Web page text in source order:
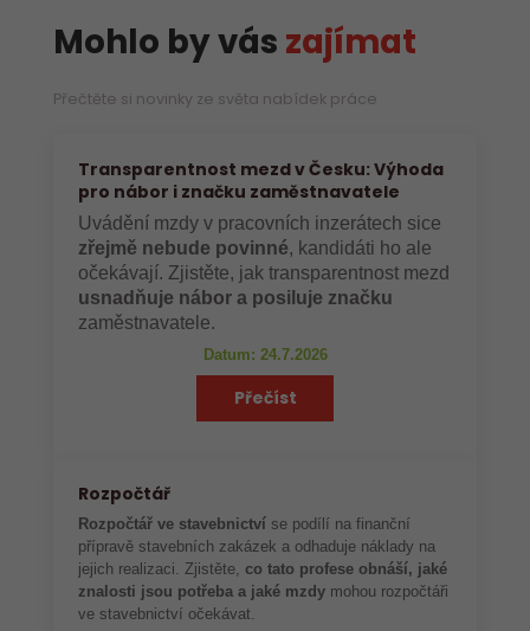
Mohlo by vás zajímat
Přečtěte si novinky ze světa nabídek práce
Transparentnost mezd v Česku: Výhoda
pro nábor i značku zaměstnavatele
Uvádění mzdy v pracovních inzerátech sice
zřejmě nebude povinné, kandidáti ho ale
očekávají. Zjistěte, jak transparentnost mezd
usnadňuje nábor a posiluje značku
zaměstnavatele.
Datum: 24.7.2026
Přečíst
Rozpočtář
Rozpočtář ve stavebnictví se podílí na finanční
přípravě stavebních zakázek a odhaduje náklady na
jejich realizaci. Zjistěte,co tato profese obnáší, jaké
znalosti jsou potřeba a jaké mzdy mohou rozpočtáři
ve stavebnictví očekávat.